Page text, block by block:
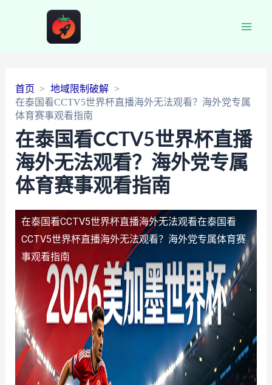
首页
地域限制破解
在泰国看CCTV5世界杯直播海外无法观看？海外党专属
体育赛事观看指南
在泰国看CCTV5世界杯直播
海外无法观看？海外党专属
体育赛事观看指南
在泰国看CCTV5世界杯直播海外无法观看在泰国看
CCTV5世界杯直播海外无法观看？海外党专属体育赛
事观看指南